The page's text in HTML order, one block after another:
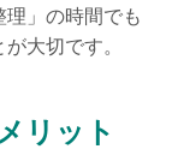
」の時間でも
大切です。
リット